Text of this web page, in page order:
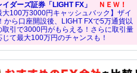
イダーズ証券「LIGHT FX」
ＮＥＷ！
大100万3000円キャッシュバック】ザイ
から口座開設後、LIGHT FXで5万通貨以
取引で3000円がもらえる！さらに取引量
じて最大100万円のチャンスも！